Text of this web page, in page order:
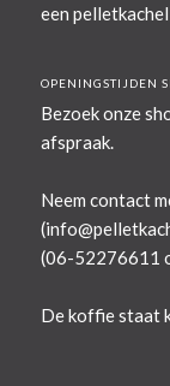
een
OPENINGSTIJDEN
Bezoek onze
afspraak.
Neem contact
(
(06-52276611
De koffie staat